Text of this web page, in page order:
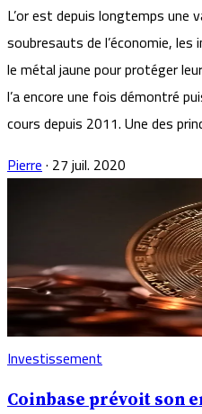
L’or est depuis longtemps une
soubresauts de l’économie,
le métal jaune pour protéger
l’a encore une fois démontré
cours depuis 2011. Une des
Pierre· 27 juil. 2020
Investissement
Coinbase prévoit son